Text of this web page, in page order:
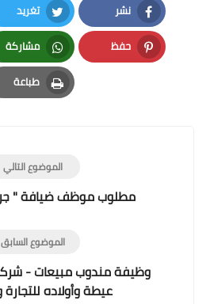
نشر
Facebook
تغريد
Twitter
حفظ
Pinterest
مشاركة
Whatsapp
طباعة
Print
الموضوع التالي
مطلوب موظف ضيافة "
الموضوع السابق
وظيفة مندوب مبيعات -
عيطة وأولاده